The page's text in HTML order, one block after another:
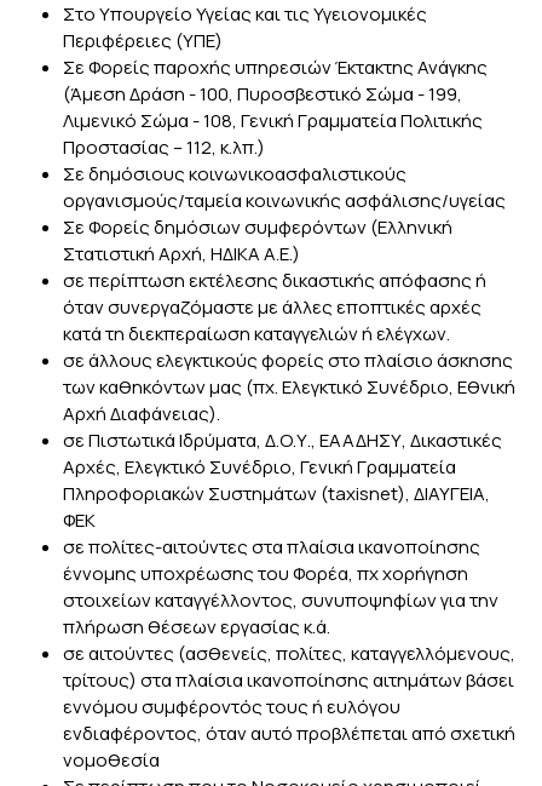
Στο Υπουργείο Υγείας και τις Υγειονομικές
Περιφέρειες (ΥΠΕ)
Σε Φορείς παροχής υπηρεσιών Έκτακτης Ανάγκης
(Άμεση Δράση - 100, Πυροσβεστικό Σώμα - 199,
Λιμενικό Σώμα - 108, Γενική Γραμματεία Πολιτικής
Προστασίας – 112, κ.λπ.)
Σε δημόσιους κοινωνικοασφαλιστικούς
οργανισμούς/ταμεία κοινωνικής ασφάλισης/υγείας
Σε Φορείς δημόσιων συμφερόντων (Ελληνική
Στατιστική Αρχή, ΗΔΙΚΑ Α.Ε.)
σε περίπτωση εκτέλεσης δικαστικής απόφασης ή
όταν συνεργαζόμαστε με άλλες εποπτικές αρχές
κατά τη διεκπεραίωση καταγγελιών ή ελέγχων.
σε άλλους ελεγκτικούς φορείς στο πλαίσιο άσκησης
των καθηκόντων μας (πχ. Ελεγκτικό Συνέδριο, Εθνική
Αρχή Διαφάνειας).
σε Πιστωτικά Ιδρύματα, Δ.Ο.Υ., ΕΑΑΔΗΣΥ, Δικαστικές
Αρχές, Ελεγκτικό Συνέδριο, Γενική Γραμματεία
Πληροφοριακών Συστημάτων (taxisnet), ΔΙΑΥΓΕΙΑ,
ΦΕΚ
σε πολίτες-αιτούντες στα πλαίσια ικανοποίησης
έννομης υποχρέωσης του Φορέα, πχ χορήγηση
στοιχείων καταγγέλλοντος, συνυποψηφίων για την
πλήρωση θέσεων εργασίας κ.ά.
σε αιτούντες (ασθενείς, πολίτες, καταγγελλόμενους,
τρίτους) στα πλαίσια ικανοποίησης αιτημάτων βάσει
εννόμου συμφέροντός τους ή ευλόγου
ενδιαφέροντος, όταν αυτό προβλέπεται από σχετική
νομοθεσία